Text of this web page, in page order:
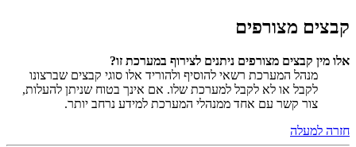
קבצים מצורפים
אלו מין קבצים מצורפים ניתנים לצירוף במערכת זו?
מנהל המערכת רשאי להוסיף ולהוריד אלו סוגי קבצים שברצונו
לקבל או לא לקבל למערכת שלו. אם אינך בטוח שניתן להעלות,
צור קשר עם אחד ממנהלי המערכת למידע נרחב יותר.
חזרה למעלה